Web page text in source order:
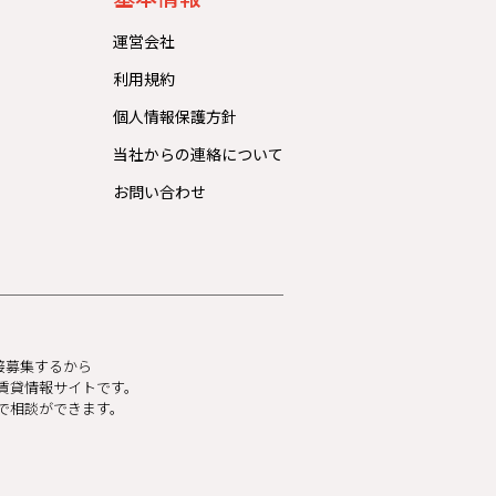
運営会社
利用規約
個人情報保護方針
当社からの連絡について
お問い合わせ
募集するから
情報サイトです。
談ができます。